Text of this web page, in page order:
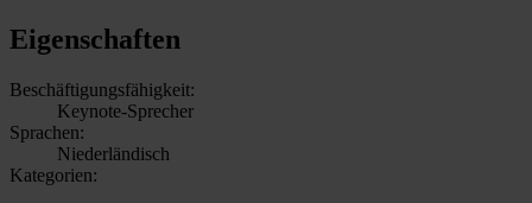
Eigenschaften
Beschäftigungsfähigkeit:
Keynote-Sprecher
Sprachen:
Niederländisch
Kategorien: